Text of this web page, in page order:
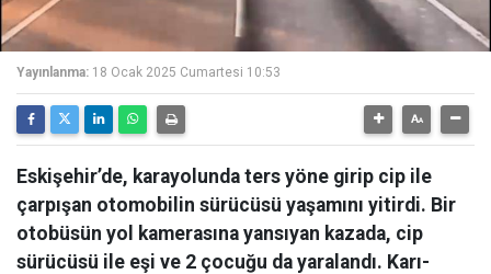
Yayınlanma: 18 Ocak 2025 Cumartesi 10:53
Eskişehir’de, karayolunda ters yöne girip cip ile
çarpışan otomobilin sürücüsü yaşamını yitirdi. Bir
otobüsün yol kamerasına yansıyan kazada, cip
sürücüsü ile eşi ve 2 çocuğu da yaralandı. Karı-